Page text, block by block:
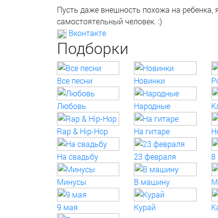
Пусть даже внешность похожа на ребенка,
самостоятельный человек. :)
Вконтакте
Подборки
Все песни Новинки
Любовь Народные
Rap & Hip-Hop На гитаре
На свадьбу 23 февраля 8
Минусы В машину
9 мая Курай